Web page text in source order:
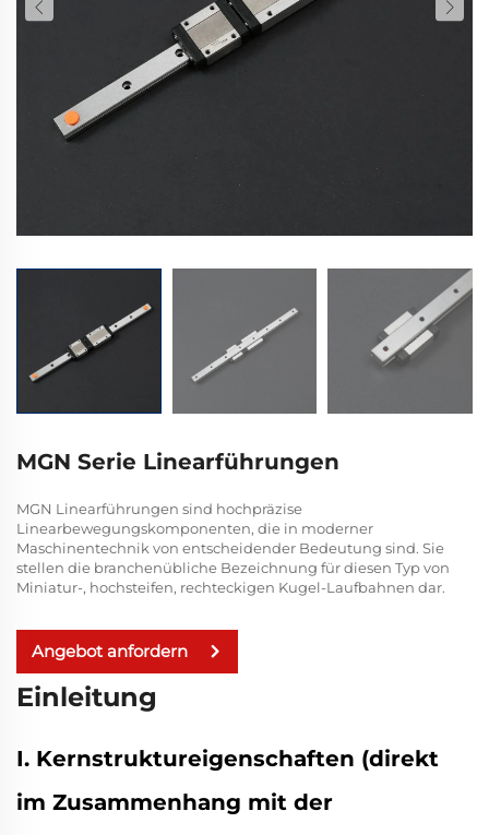
MGN Serie Linearführungen
MGN Linearführungen sind hochpräzise
Linearbewegungskomponenten, die in moderner
Maschinentechnik von entscheidender Bedeutung sind. Sie
stellen die branchenübliche Bezeichnung für diesen Typ von
Miniatur-, hochsteifen, rechteckigen Kugel-Laufbahnen dar.
Angebot anfordern
Einleitung
I. Kernstruktureigenschaften (direkt
im Zusammenhang mit der